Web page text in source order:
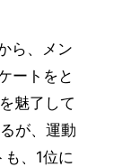
ら、メン
ートをと
魅了して
が、運動
、1位に